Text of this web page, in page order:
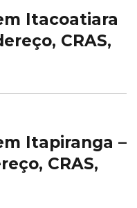
Itacoatiara
CRAS,
Itapiranga –
CRAS,